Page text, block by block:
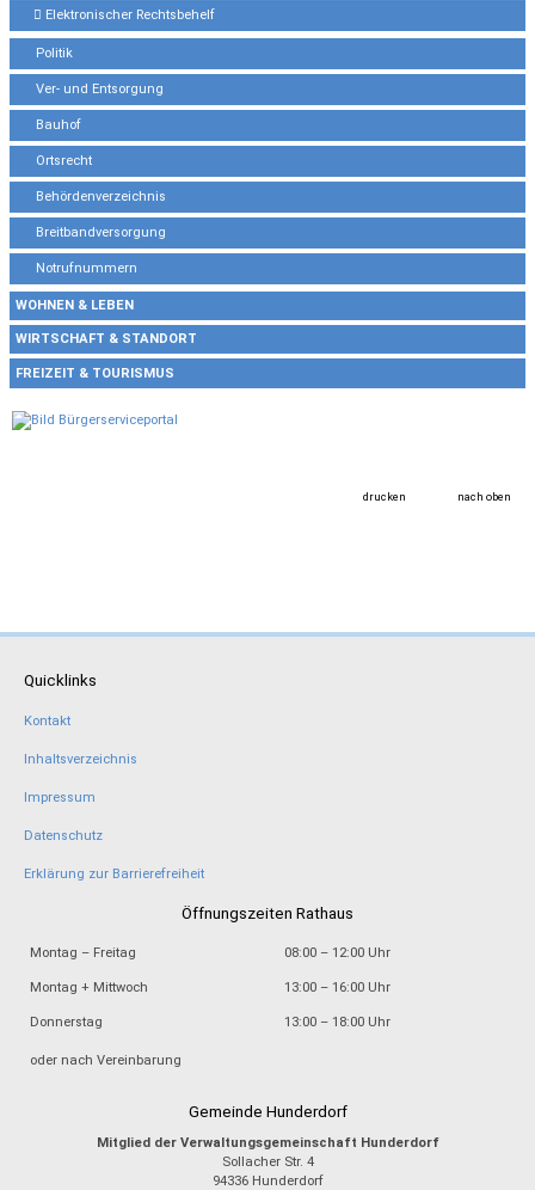
Elektronischer Rechtsbehelf
Politik
Ver- und Entsorgung
Bauhof
Ortsrecht
Behördenverzeichnis
Breitbandversorgung
Notrufnummern
WOHNEN & LEBEN
WIRTSCHAFT & STANDORT
FREIZEIT & TOURISMUS
drucken nach oben
Quicklinks
Kontakt
Inhaltsverzeichnis
Impressum
Datenschutz
Erklärung zur Barrierefreiheit
Öffnungszeiten Rathaus
Montag – Freitag 08:00 – 12:00 Uhr
Montag + Mittwoch 13:00 – 16:00 Uhr
Donnerstag 13:00 – 18:00 Uhr
oder nach Vereinbarung
Gemeinde Hunderdorf
Mitglied der Verwaltungsgemeinschaft Hunderdorf
Sollacher Str. 4
94336 Hunderdorf